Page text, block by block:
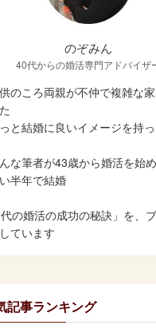
のぞみん
40代からの婚活専門アドバイザ
供のころ両親が不仲で複雑な
っと結婚に良いイメージを持
んな筆者が43歳から婚活を始
半年で結婚
代の婚活の成功の秘訣」を、
ています
記事ランキング